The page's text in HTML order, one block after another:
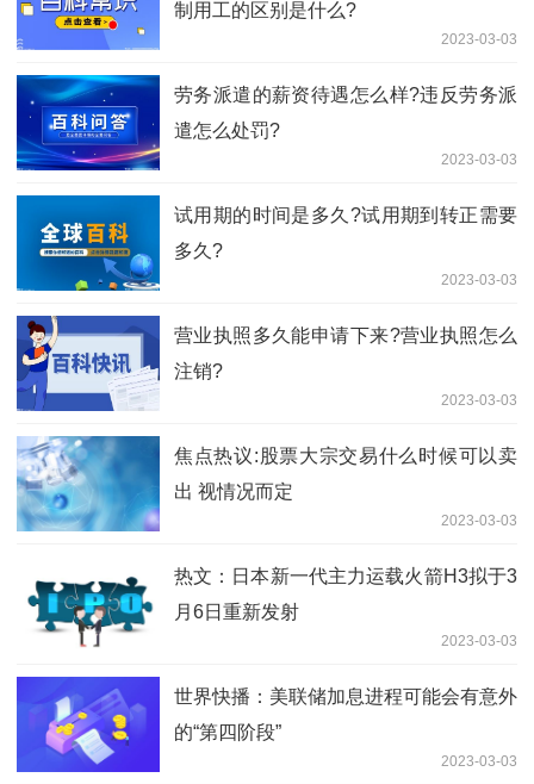
制用工的区别是什么?
2023-03-03
劳务派遣的薪资待遇怎么样?违反劳务派
遣怎么处罚?
2023-03-03
试用期的时间是多久?试用期到转正需要
多久?
2023-03-03
营业执照多久能申请下来?营业执照怎么
注销?
2023-03-03
焦点热议:股票大宗交易什么时候可以卖
出 视情况而定
2023-03-03
热文：日本新一代主力运载火箭H3拟于3
月6日重新发射
2023-03-03
世界快播：美联储加息进程可能会有意外
的“第四阶段”
2023-03-03